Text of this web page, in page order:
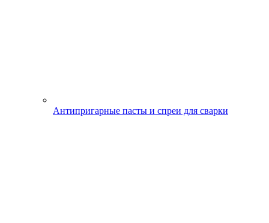
Антипригарные пасты и спреи для сварки